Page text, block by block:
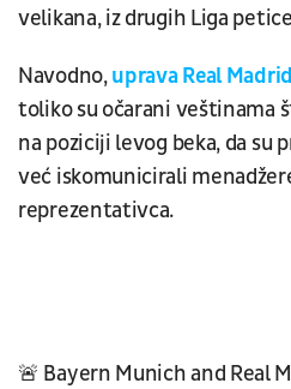
velikana, iz drugih Liga
Navodno,uprava Real
toliko su očarani veštinama
na poziciji levog beka, da su
već iskomunicirali
reprezentativca.
🚨 Bayern Munich and Real